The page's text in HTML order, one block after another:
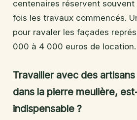
centenaires réservent souvent
fois les travaux commencés.
pour ravaler les façades
000 à 4 000 euros de location.
Travailler avec des
dans la pierre meulière,
indispensable ?